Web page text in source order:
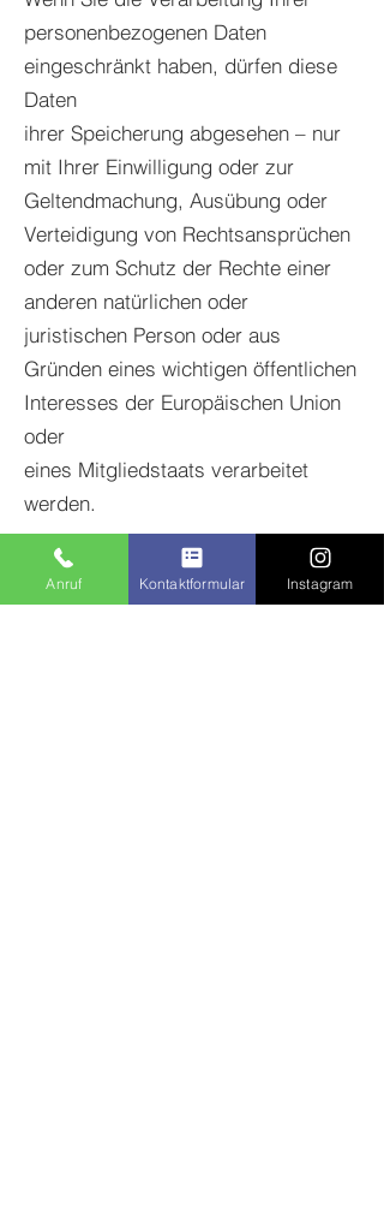
personenbezogenen Daten
eingeschränkt haben, dürfen diese
Daten
ihrer Speicherung abgesehen – nur
mit Ihrer Einwilligung oder zur
Geltendmachung, Ausübung oder
Verteidigung von Rechtsansprüchen
oder zum Schutz der Rechte einer
anderen natürlichen oder
juristischen Person oder aus
Gründen eines wichtigen öffentlichen
Interesses der Europäischen Union
oder
eines Mitgliedstaats verarbeitet
werden.
3. Datenerfassung auf unserer
Website
Anruf Kontaktformular Instagram